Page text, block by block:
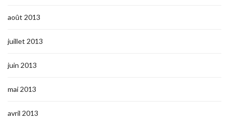
août 2013
juillet 2013
juin 2013
mai 2013
avril 2013